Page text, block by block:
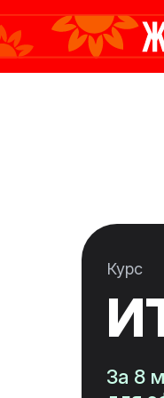
Курс
За 8